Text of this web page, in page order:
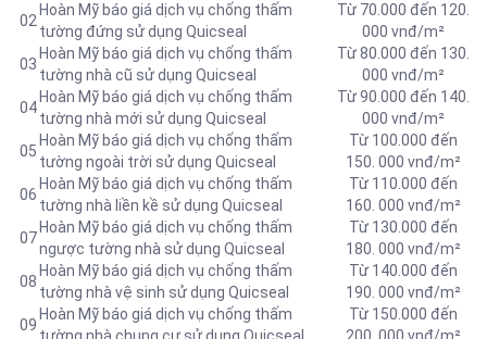
02
Hoàn Mỹ báo giá dịch vụ chống thấm
tường đứng sử dụng Quicseal
Từ 70.000 đến 120.
000 vnđ/m²
03
Hoàn Mỹ báo giá dịch vụ chống thấm
tường nhà cũ sử dụng Quicseal
Từ 80.000 đến 130.
000 vnđ/m²
04
Hoàn Mỹ báo giá dịch vụ chống thấm
tường nhà mới sử dụng Quicseal
Từ 90.000 đến 140.
000 vnđ/m²
05
Hoàn Mỹ báo giá dịch vụ chống thấm
tường ngoài trời sử dụng Quicseal
Từ 100.000 đến
150. 000 vnđ/m²
06
Hoàn Mỹ báo giá dịch vụ chống thấm
tường nhà liền kề sử dụng Quicseal
Từ 110.000 đến
160. 000 vnđ/m²
07
Hoàn Mỹ báo giá dịch vụ chống thấm
ngược tường nhà sử dụng Quicseal
Từ 130.000 đến
180. 000 vnđ/m²
08
Hoàn Mỹ báo giá dịch vụ chống thấm
tường nhà vệ sinh sử dụng Quicseal
Từ 140.000 đến
190. 000 vnđ/m²
09
Hoàn Mỹ báo giá dịch vụ chống thấm
Từ 150.000 đến